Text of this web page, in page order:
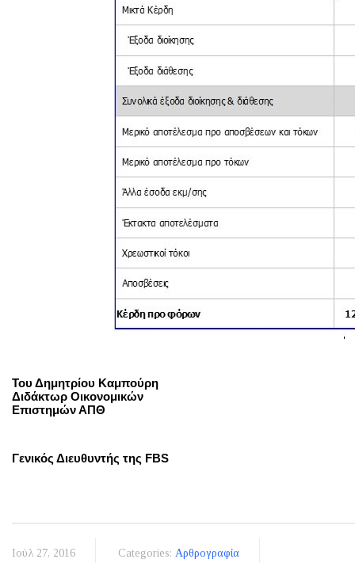
Του Δημητρίου Καμπούρη
Διδάκτωρ Οικονομικών
Επιστημών ΑΠΘ
Γενικός Διευθυντής της FBS
Ιούλ 27, 2016 Categories: Αρθρογραφία